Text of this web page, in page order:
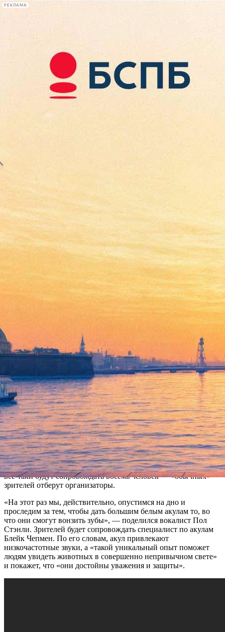
РЕКЛАМА
Сегодня:
2026.08.10
10:40
Афиша Plus
«Это будет абсолютно
эпично»: Музыканты KISS
устроят концерт для белых
акул в Индийском океане
Версия для печати
Группа KISS устроит подводный концерт для акул в
Индийском океане вечером 18 ноября. Акция станет частью
благотворительной кампании, направленной на то, чтобы
люди развлекали животных, а не животные — людей.
По информации, размещенной на сайте акции, музыканты
опустятся под воду недалеко от австралийского города Порт-
Линкольн на южном побережье. Они сойдут с корабля в
прозрачную подводную конструкцию, включат колонки и
начнут играть свои лучшие хиты. Впрочем, рок-исполнителей
всё-таки будут сопровождать восемь человек — «обычных»
зрителей отберут организаторы.
«На этот раз мы, действительно, опустимся на дно и
проследим за тем, чтобы дать большим белым акулам то, во
что они смогут вонзить зубы», — поделился вокалист Пол
Стэнли. Зрителей будет сопровождать специалист по акулам
Блейк Чепмен. По его словам, акул привлекают
низкочастотные звуки, а «такой уникальный опыт поможет
людям увидеть животных в совершенно непривычном свете»
и покажет, что «они достойны уважения и защиты».